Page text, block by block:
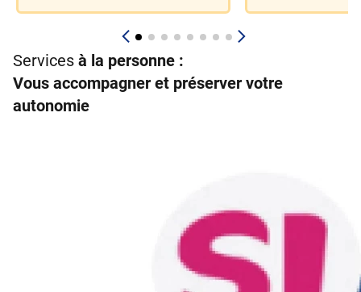
Services à la personne :
Vous accompagner et préserver votre
autonomie